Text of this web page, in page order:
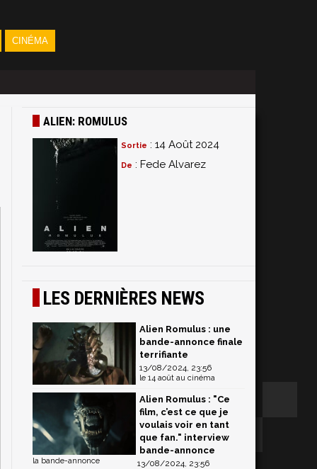
CINÉMA
ALIEN: ROMULUS
Sortie : 14 Août 2024
De : Fede Alvarez
LES DERNIÈRES NEWS
Alien Romulus : une
bande-annonce finale
terrifiante
13/08/2024, 23:56
le 14 août au cinéma
Alien Romulus : "Ce
film, c’est ce que je
voulais voir en tant
que fan." interview
bande-annonce
13/08/2024, 23:56
la bande-annonce